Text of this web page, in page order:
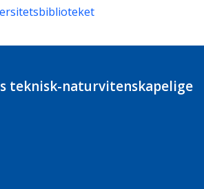
teknisk-naturvitenskapelige